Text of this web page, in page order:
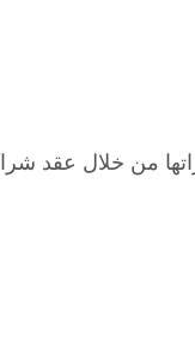
من خلال عقد